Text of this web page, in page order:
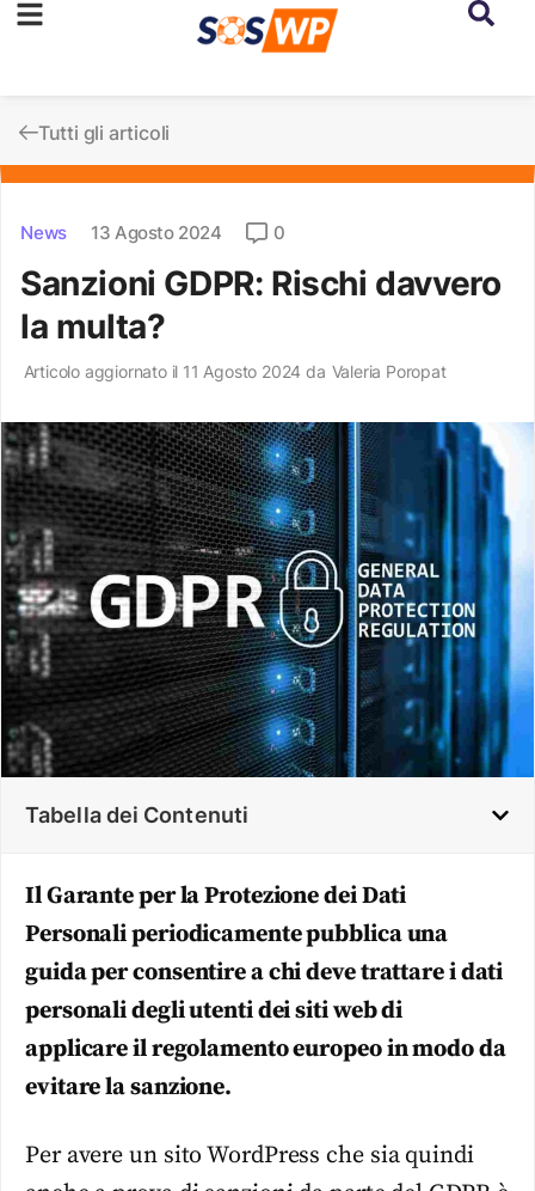
Tutti gli articoli
News 13 Agosto 2024 0
Sanzioni GDPR: Rischi davvero
la multa?
Articolo aggiornato il 11 Agosto 2024 da Valeria Poropat
Tabella dei Contenuti
Il Garante per la Protezione dei Dati
Personali periodicamente pubblica una
guida per consentire a chi deve trattare i dati
personali degli utenti dei siti web di
applicare il regolamento europeo in modo da
evitare la sanzione.
Per avere un sito WordPress che sia quindi